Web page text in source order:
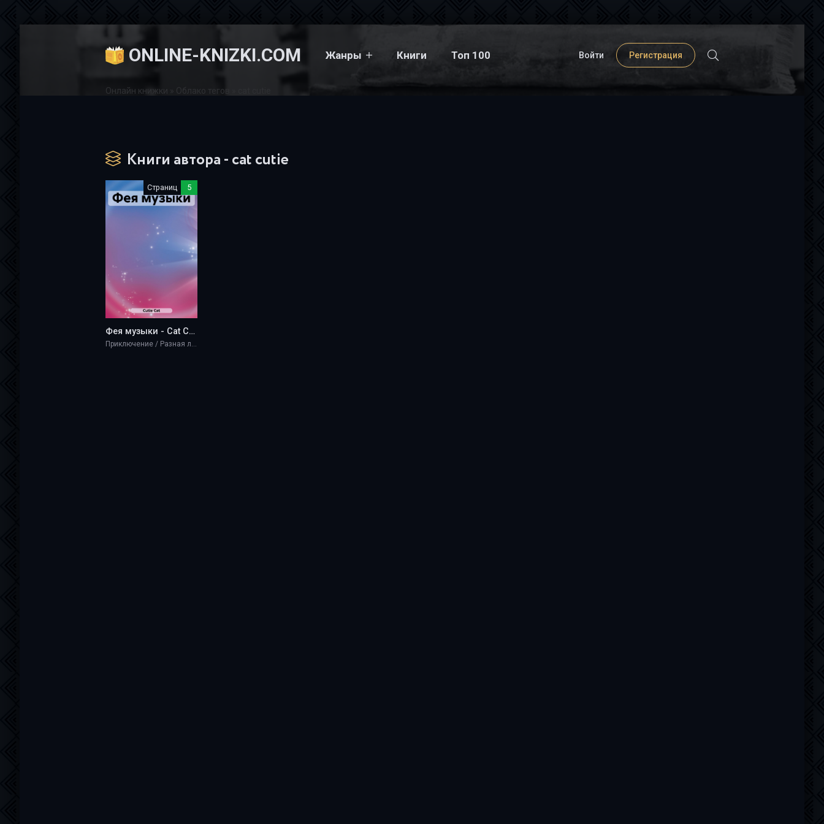
ONLINE-KNIZKI.COM Жанры Книги Топ 100 Войти Регистрация
Онлайн книжки Облако тегов
Книги автора - cat cutie
Страниц 5
Фея музыки - Cat Cutie
Приключение / Разная литература / Фэнтези